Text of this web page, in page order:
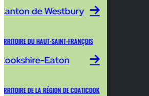
de Westbury
DU HAUT-SAINT-FRANÇOIS
Eaton
DE LA RÉGION DE COATICOOK